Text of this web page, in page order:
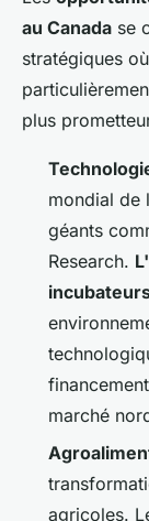
au Canada se
stratégiques
plus
mondial de
géants
Research.
marché
agricoles.